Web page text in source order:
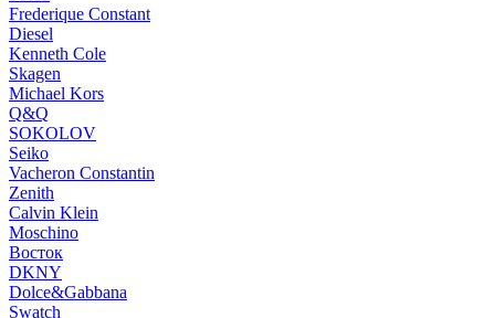
Frederique Constant
Diesel
Kenneth Cole
Skagen
Michael Kors
Q&Q
SOKOLOV
Seiko
Vacheron Constantin
Zenith
Calvin Klein
Moschino
Восток
DKNY
Dolce&Gabbana
Swatch